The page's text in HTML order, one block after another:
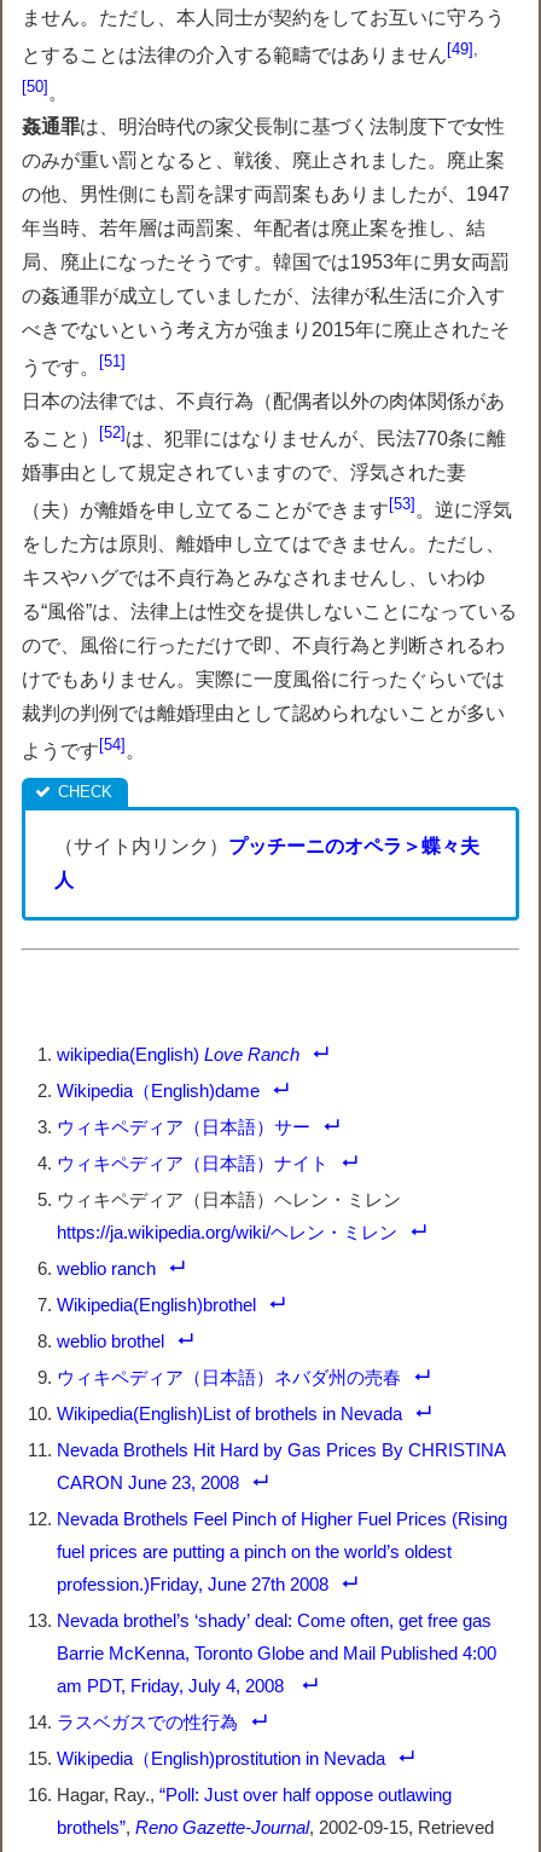
ません。ただし、本人同士が契約をしてお互いに守ろう
とすることは法律の介入する範疇ではありません 49 ,
50 。
姦通罪は、明治時代の家父長制に基づく法制度下で女性
のみが重い罰となると、戦後、廃止されました。廃止案
の他、男性側にも罰を課す両罰案もありましたが、1947
年当時、若年層は両罰案、年配者は廃止案を推し、結
局、廃止になったそうです。韓国では1953年に男女両罰
の姦通罪が成立していましたが、法律が私生活に介入す
べきでないという考え方が強まり2015年に廃止されたそ
うです。
51
日本の法律では、不貞行為（配偶者以外の肉体関係があ
ること）
52 は、犯罪にはなりませんが、民法770条に離
婚事由として規定されていますので、浮気された妻
（夫）が離婚を申し立てることができます 53 。逆に浮気
をした方は原則、離婚申し立てはできません。ただし、
キスやハグでは不貞行為とみなされませんし、いわゆ
る“風俗”は、法律上は性交を提供しないことになっている
ので、風俗に行っただけで即、不貞行為と判断されるわ
けでもありません。実際に一度風俗に行ったぐらいでは
裁判の判例では離婚理由として認められないことが多い
ようです 54 。
（サイト内リンク） プッチーニのオペラ＞蝶々夫
人
wikipedia(English)Love Ranch
Wikipedia（English)dame
ウィキペディア（日本語）サー
ウィキペディア（日本語）ナイト
ウィキペディア（日本語）ヘレン・ミレン
https://ja.wikipedia.org/wiki/ヘレン・ミレン
weblio ranch
Wikipedia(English)brothel
weblio brothel
ウィキペディア（日本語）ネバダ州の売春
Wikipedia(English)List of brothels in Nevada
Nevada Brothels Hit Hard by Gas Prices By CHRISTINA
CARON June 23, 2008
Nevada Brothels Feel Pinch of Higher Fuel Prices (Rising
fuel prices are putting a pinch on the world’s oldest
profession.)Friday, June 27th 2008
Nevada brothel’s ‘shady’ deal: Come often, get free gas
Barrie McKenna, Toronto Globe and Mail Published 4:00
am PDT, Friday, July 4, 2008
ラスベガスでの性行為
Wikipedia（English)prostitution in Nevada
Hagar, Ray.,“Poll: Just over half oppose outlawing
brothels”,Reno Gazette-Journal, 2002-09-15, Retrieved